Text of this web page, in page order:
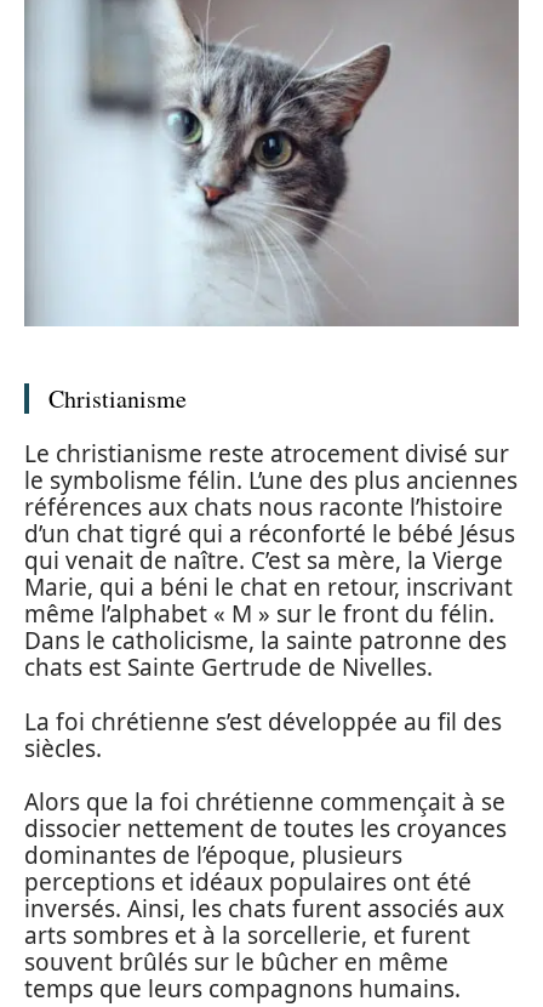
Christianisme
Le christianisme reste atrocement divisé sur
le symbolisme félin. L’une des plus anciennes
références aux chats nous raconte l’histoire
d’un chat tigré qui a réconforté le bébé Jésus
qui venait de naître. C’est sa mère, la Vierge
Marie, qui a béni le chat en retour, inscrivant
même l’alphabet « M » sur le front du félin.
Dans le catholicisme, la sainte patronne des
chats est Sainte Gertrude de Nivelles.
La foi chrétienne s’est développée au fil des
siècles.
Alors que la foi chrétienne commençait à se
dissocier nettement de toutes les croyances
dominantes de l’époque, plusieurs
perceptions et idéaux populaires ont été
inversés. Ainsi, les chats furent associés aux
arts sombres et à la sorcellerie, et furent
souvent brûlés sur le bûcher en même
temps que leurs compagnons humains.